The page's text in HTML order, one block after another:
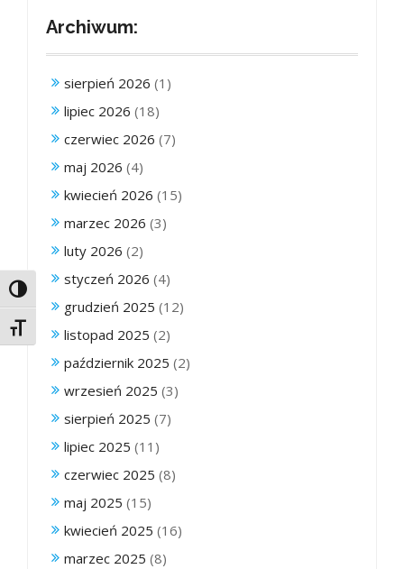
Toggle High Contrast
Toggle Font size
Archiwum:
sierpień 2026 (1)
lipiec 2026 (18)
czerwiec 2026 (7)
maj 2026 (4)
kwiecień 2026 (15)
marzec 2026 (3)
luty 2026 (2)
styczeń 2026 (4)
grudzień 2025 (12)
listopad 2025 (2)
październik 2025 (2)
wrzesień 2025 (3)
sierpień 2025 (7)
lipiec 2025 (11)
czerwiec 2025 (8)
maj 2025 (15)
kwiecień 2025 (16)
marzec 2025 (8)